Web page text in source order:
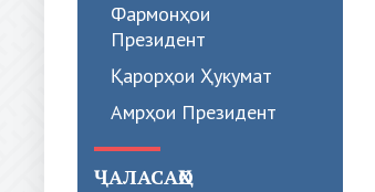
Фармонҳои
Президент
Қарорҳои Ҳукумат
Амрҳои Президент
ҶАЛАСАҲО